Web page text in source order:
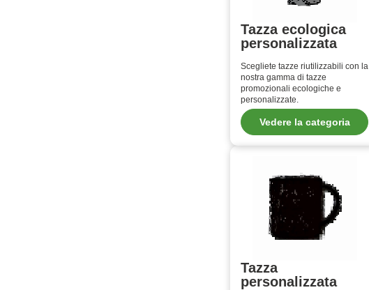
Tazza ecologica
personalizzata
Scegliete tazze riutilizzabili con la
nostra gamma di tazze
promozionali ecologiche e
personalizzate.
Vedere la categoria
Tazza
personalizzata